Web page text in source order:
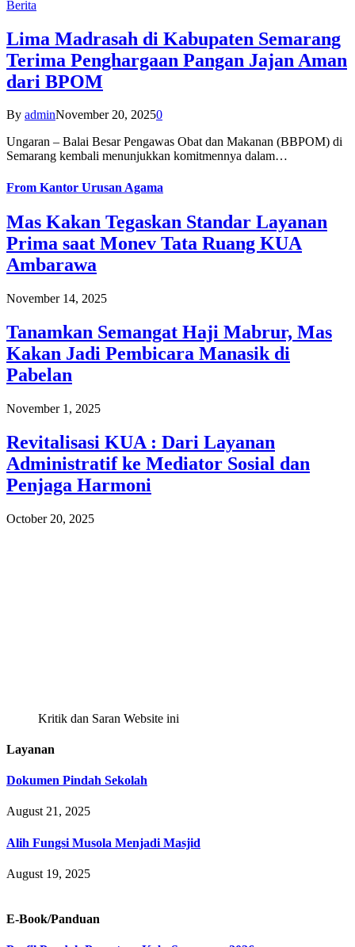
Berita
Lima Madrasah di Kabupaten Semarang
Terima Penghargaan Pangan Jajan Aman
dari BPOM
By adminNovember 20, 20250
Ungaran – Balai Besar Pengawas Obat dan Makanan (BBPOM) di
Semarang kembali menunjukkan komitmennya dalam…
From Kantor Urusan Agama
Mas Kakan Tegaskan Standar Layanan
Prima saat Monev Tata Ruang KUA
Ambarawa
November 14, 2025
Tanamkan Semangat Haji Mabrur, Mas
Kakan Jadi Pembicara Manasik di
Pabelan
November 1, 2025
Revitalisasi KUA : Dari Layanan
Administratif ke Mediator Sosial dan
Penjaga Harmoni
October 20, 2025
Kritik dan Saran Website ini
Layanan
Dokumen Pindah Sekolah
August 21, 2025
Alih Fungsi Musola Menjadi Masjid
August 19, 2025
E-Book/Panduan